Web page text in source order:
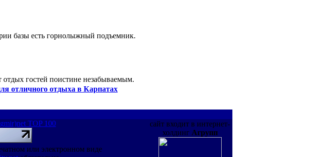
базы есть горнолыжный подъемник.
отдых гостей поистине незабываемым.
отличного отдыха в Карпатах
или электронном виде
сайт входит в интернет-
холдинг Агрупп